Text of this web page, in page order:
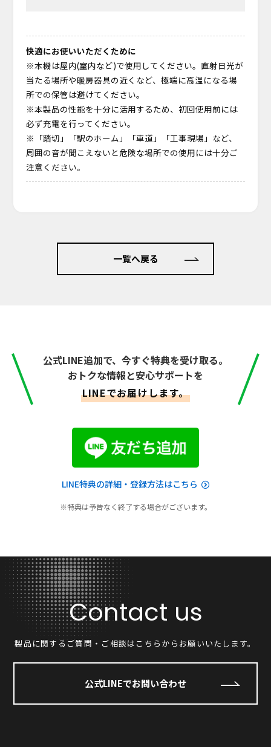
快適にお使いいただくために
※本機は屋内(室内など)で使用してください。直射日光が
当たる場所や暖房器具の近くなど、極端に高温になる場
所での保管は避けてください。
※本製品の性能を十分に活用するため、初回使用前には
必ず充電を行ってください。
※「踏切」「駅のホーム」「車道」「工事現場」など、
周囲の音が聞こえないと危険な場所での使用には十分ご
注意ください。
一覧へ戻る
公式LINE追加で、今すぐ特典を受け取る。
おトクな情報と安心サポートを
LINEでお届けします。
LINE特典の詳細・登録方法はこちら
※特典は予告なく終了する場合がございます。
Contact us
製品に関するご質問・ご相談はこちらからお願いいたします。
公式LINEでお問い合わせ